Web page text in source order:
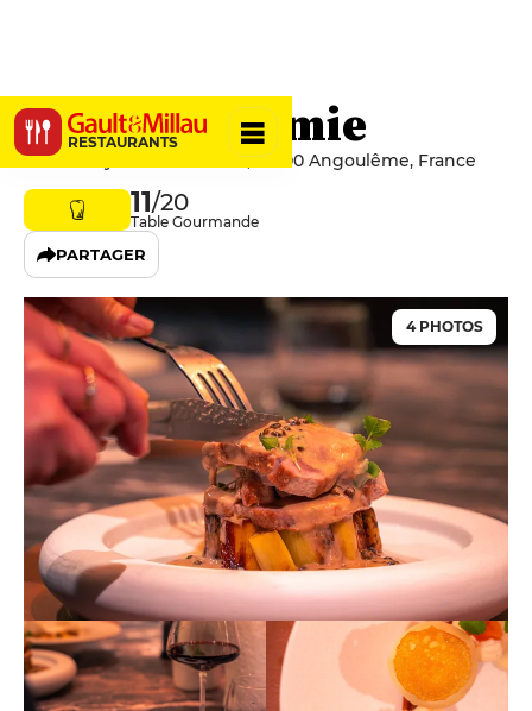
RESTAURANTS
La Bistronomie
16 Rue Raymond Poincaré, 16000 Angoulême, France
11/20
Table Gourmande
PARTAGER
4 PHOTOS